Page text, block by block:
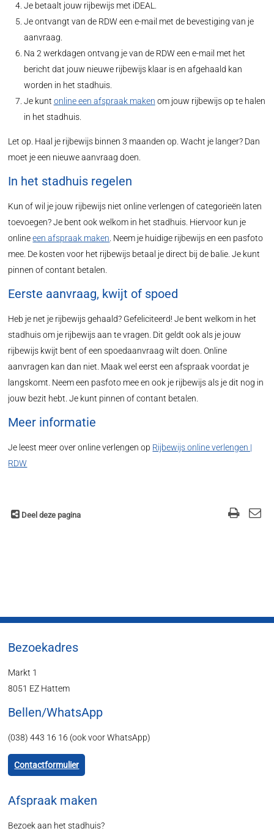
Je betaalt jouw rijbewijs met iDEAL.
Je ontvangt van de RDW een e-mail met de bevestiging van je
aanvraag.
Na 2 werkdagen ontvang je van de RDW een e-mail met het
bericht dat jouw nieuwe rijbewijs klaar is en afgehaald kan
worden in het stadhuis.
Je kunt online een afspraak maken om jouw rijbewijs op te halen
in het stadhuis.
Let op. Haal je rijbewijs binnen 3 maanden op. Wacht je langer? Dan
moet je een nieuwe aanvraag doen.
In het stadhuis regelen
Kun of wil je jouw rijbewijs niet online verlengen of categorieën laten
toevoegen? Je bent ook welkom in het stadhuis. Hiervoor kun je
onlineeen afspraak maken . Neem je huidige rijbewijs en een pasfoto
mee. De kosten voor het rijbewijs betaal je direct bij de balie. Je kunt
pinnen of contant betalen.
Eerste aanvraag, kwijt of spoed
Heb je net je rijbewijs gehaald? Gefeliciteerd! Je bent welkom in het
stadhuis om je rijbewijs aan te vragen. Dit geldt ook als je jouw
rijbewijs kwijt bent of een spoedaanvraag wilt doen. Online
aanvragen kan dan niet. Maak wel eerst een afspraak voordat je
langskomt. Neem een pasfoto mee en ook je rijbewijs als je dit nog in
jouw bezit hebt. Je kunt pinnen of contant betalen.
Meer informatie
Je leest meer over online verlengen op Rijbewijs online verlengen |
RDW
Deel deze pagina
Bezoekadres
Markt 1
8051 EZ Hattem
Bellen/WhatsApp
(038) 443 16 16 (ook voor WhatsApp)
Contactformulier
Afspraak maken
Bezoek aan het stadhuis?